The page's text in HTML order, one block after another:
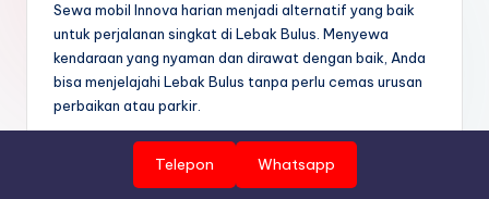
Sewa mobil Innova harian menjadi alternatif yang baik
untuk perjalanan singkat di Lebak Bulus. Menyewa
kendaraan yang nyaman dan dirawat dengan baik, Anda
bisa menjelajahi Lebak Bulus tanpa perlu cemas urusan
perbaikan atau parkir.
Aidan Rent Car menyediakan mobil komersial seperti
Innova Zenix yang selalu dalam performa prima, Ini
merupakan prosedur kami agar Anda bisa melakukan
Telepon Whatsapp